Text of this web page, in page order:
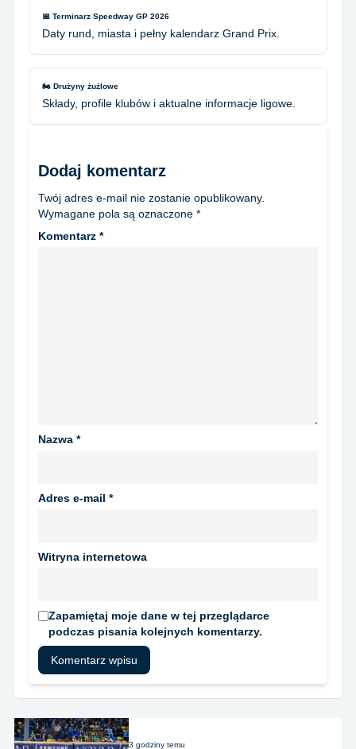
📅 Terminarz Speedway GP 2026
Daty rund, miasta i pełny kalendarz Grand Prix.
🏍️ Drużyny żużlowe
Składy, profile klubów i aktualne informacje ligowe.
Dodaj komentarz
Twój adres e-mail nie zostanie opublikowany.
Wymagane pola są oznaczone *
Komentarz *
Nazwa *
Adres e-mail *
Witryna internetowa
Zapamiętaj moje dane w tej przeglądarce
podczas pisania kolejnych komentarzy.
3 godziny temu